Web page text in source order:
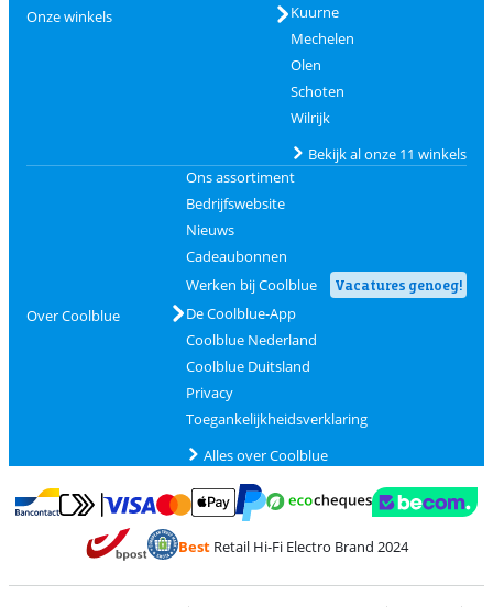
Onze winkels
Kuurne
Mechelen
Olen
Schoten
Wilrijk
Bekijk al onze 11 winkels
Over Coolblue
Ons assortiment
Bedrijfswebsite
Nieuws
Cadeaubonnen
Werken bij Coolblue
Vacatures genoeg!
De Coolblue-App
Coolblue Nederland
Coolblue Duitsland
Privacy
Toegankelijkheidsverklaring
Alles over Coolblue
Betalen met Bancontact
Betalen met MasterCard en Visa via ClickToPay
Betalen met PayPal
BestRetail Hi-Fi Electro Brand 2024